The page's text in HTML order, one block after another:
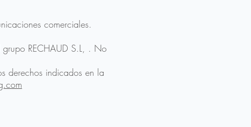
comerciales.
RECHAUD S.L, . No
derechos indicados en la